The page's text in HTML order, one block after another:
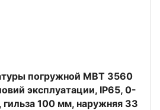
погружной MBT 3560
эксплуатации, IP65, 0-
100 мм, наружняя 33